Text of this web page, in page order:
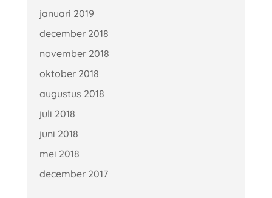
januari 2019
december 2018
november 2018
oktober 2018
augustus 2018
juli 2018
juni 2018
mei 2018
december 2017